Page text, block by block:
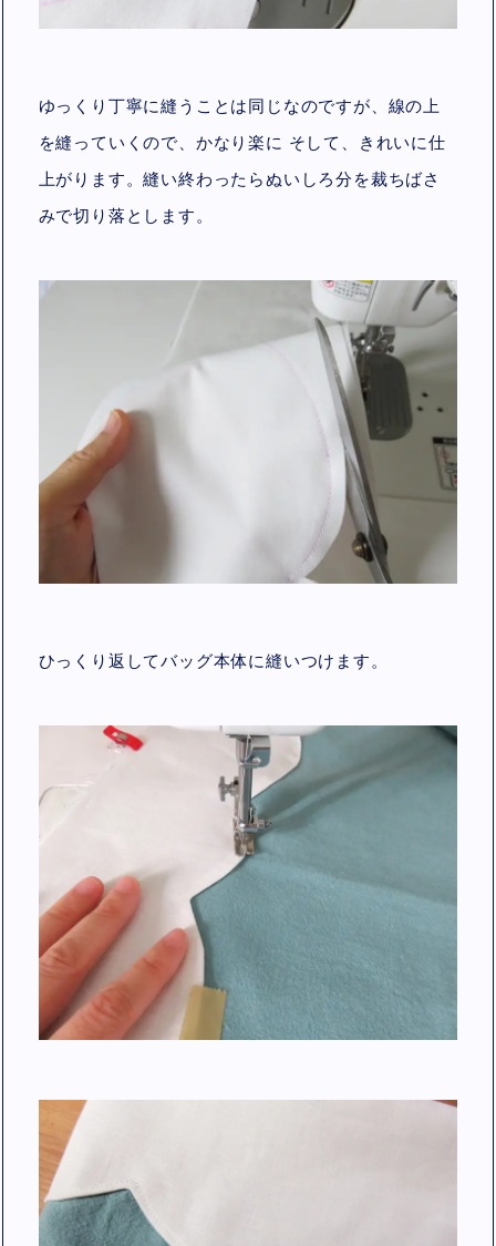
ゆっくり丁寧に縫うことは同じなのですが、線の上
を縫っていくので、かなり楽に そして、きれいに仕
上がります。縫い終わったらぬいしろ分を裁ちばさ
みで切り落とします。
ひっくり返してバッグ本体に縫いつけます。